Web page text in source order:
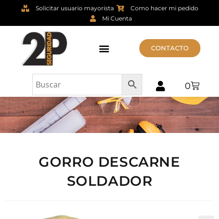
Solicitar usuario mayorista
Como hacer mi pedido
Mi Cuenta
CONTACTO
0
GORRO DESCARNE
SOLDADOR